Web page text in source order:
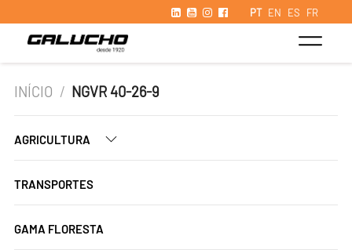
PT EN ES FR
INÍCIO / NGVR 40-26-9
AGRICULTURA
TRANSPORTES
GAMA FLORESTA